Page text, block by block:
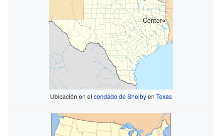
Center
Ubicación en el condado de Shelbyen Texas